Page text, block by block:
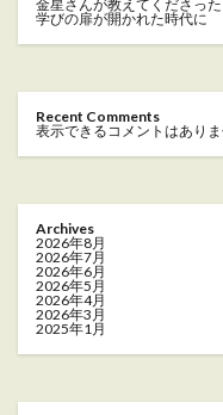
金星さんが教えてくださっ
学びの扉が開かれた時代に
Recent Comments
表示できるコメントはありま
Archives
2026年8月
2026年7月
2026年6月
2026年5月
2026年4月
2026年3月
2025年1月